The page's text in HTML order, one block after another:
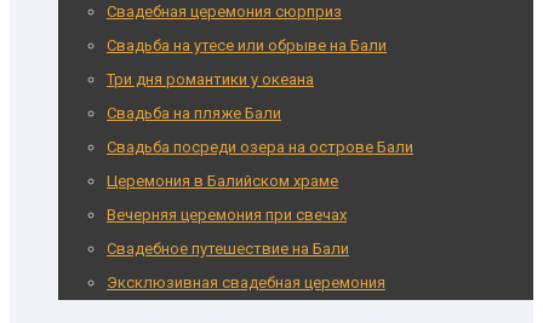
Cвадебная церемония сюрприз
Свадьба на утесе или обрыве на Бали
Три дня романтики у океана
Свадьба на пляже Бали
Свадьба посреди озера на острове Бали
Церемония в Балийском храме
Вечерняя церемония при свечах
Свадебное путешествие на Бали
Эксклюзивная свадебная церемония